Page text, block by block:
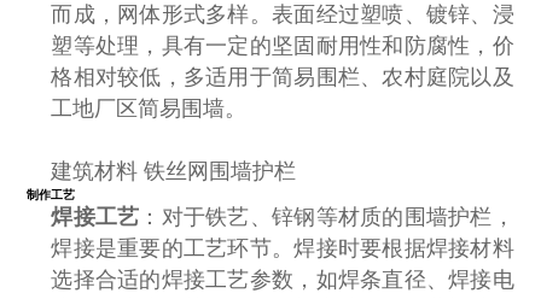
而成，网体形式多样。表面经过塑喷、镀锌、浸
塑等处理，具有一定的坚固耐用性和防腐性，价
格相对较低，多适用于简易围栏、农村庭院以及
工地厂区简易围墙。
建筑材料 铁丝网围墙护栏
制作工艺
焊接工艺 ：对于铁艺、锌钢等材质的围墙护栏，
焊接是重要的工艺环节。焊接时要根据焊接材料
选择合适的焊接工艺参数，如焊条直径、焊接电